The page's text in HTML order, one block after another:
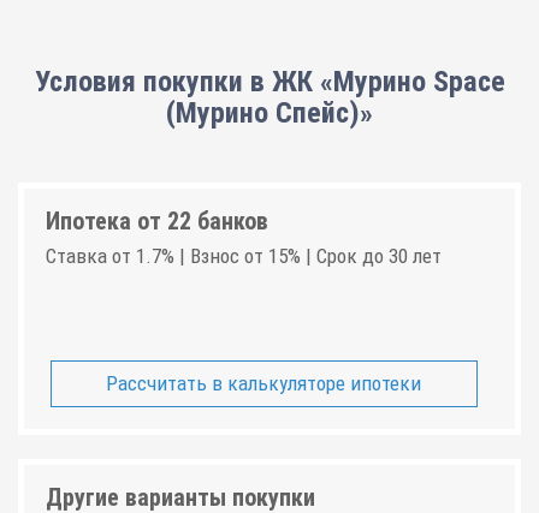
Условия покупки в ЖК «Мурино Space
(Мурино Спейс)»
Ипотека от 22 банков
Ставка от 1.7% | Взнос от 15% | Срок до 30 лет
Рассчитать в калькуляторе ипотеки
Другие варианты покупки